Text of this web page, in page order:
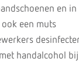
en
een muts
handalcohol